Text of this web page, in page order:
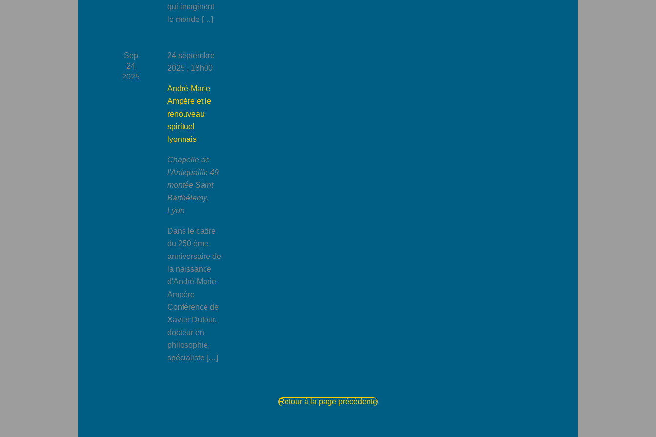
qui imaginent
le monde […]
Sep
24
2025
24 septembre
2025 , 18h00
André-Marie
Ampère et le
renouveau
spirituel
lyonnais
Chapelle de
l'Antiquaille 49
montée Saint
Barthélemy,
Lyon
Dans le cadre
du 250 ème
anniversaire de
la naissance
d'André-Marie
Ampère
Conférence de
Xavier Dufour,
docteur en
philosophie,
spécialiste […]
Retour à la page précédente